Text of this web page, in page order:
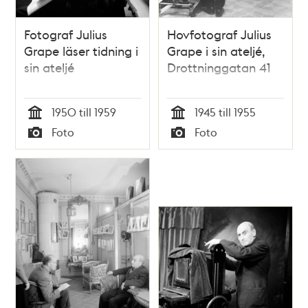
Fotograf Julius
Grape läser tidning i
sin ateljé
Tid
1950 till 1959
Typ
Foto
Hovfotograf Julius
Grape i sin ateljé,
Drottninggatan 41
Tid
1945 till 1955
Typ
Foto